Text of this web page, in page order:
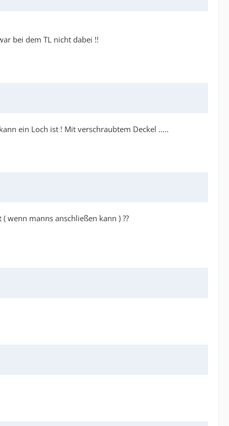
bei dem TL nicht dabei !!
ein Loch ist ! Mit verschraubtem Deckel .....
wenn manns anschließen kann ) ??